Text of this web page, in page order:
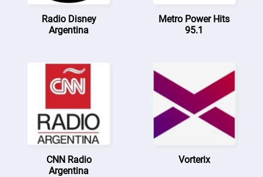
Radio Disney
Argentina
Metro Power Hits
95.1
CNN Radio
Argentina
Vorterix